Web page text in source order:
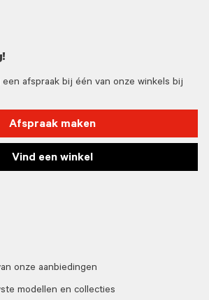
afspraak bij één van onze winkels bij
Afspraak maken
Vind een winkel
onze aanbiedingen
modellen en collecties